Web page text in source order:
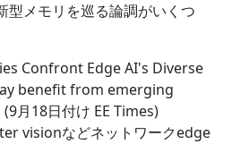
型メモリを巡る論調がいくつ
Confront Edge AI's Diverse
benefit from emerging
月18日付け EE Times)
visionなどネットワークedge